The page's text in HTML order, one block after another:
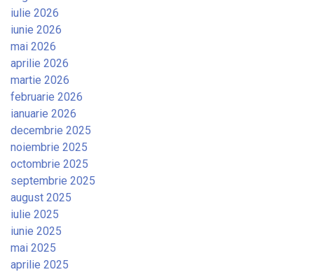
iulie 2026
iunie 2026
mai 2026
aprilie 2026
martie 2026
februarie 2026
ianuarie 2026
decembrie 2025
noiembrie 2025
octombrie 2025
septembrie 2025
august 2025
iulie 2025
iunie 2025
mai 2025
aprilie 2025